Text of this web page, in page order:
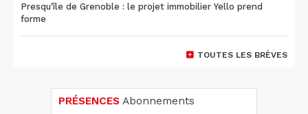
Presqu'île de Grenoble : le projet immobilier Yello prend
forme
TOUTES LES BRÈVES
PRÉSENCES Abonnements